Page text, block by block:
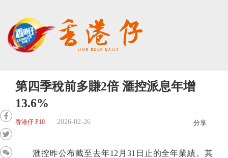
第四季稅前多賺2倍 滙控派息年增
13.6%
香港仔 P10 2026-02-26 分享
滙控昨公布截至去年12月31日止的全年業績。其